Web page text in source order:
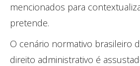
mencionados para
pretende.
O cenário normativo brasileiro
direito administrativo é